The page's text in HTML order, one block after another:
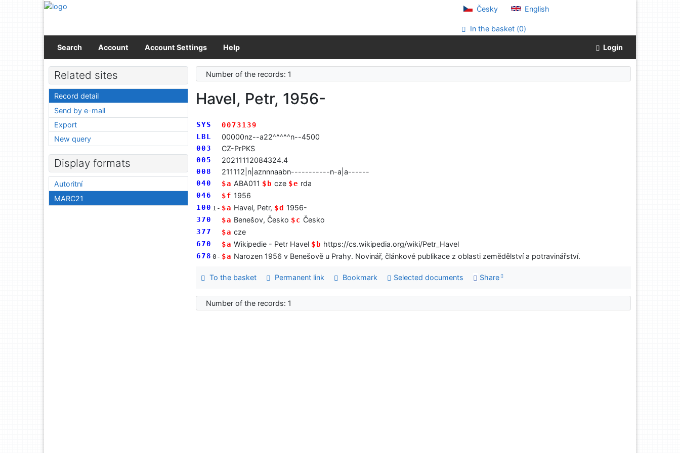
Go to content
Česky English
In the basket (0)
Search Account Account Settings Help Login
Number of the records: 1
Havel, Petr, 1956-
SYS
0073139
LBL
00000nz--a22^^^^^n--4500
003 CZ-PrPKS
005 20211112084324.4
008 211112|n|aznnnaabn-----------n-a|a------
040 $a ABA011 $b cze $e rda
046 $f 1956
100 1- $a Havel, Petr, $d 1956-
370 $a Benešov, Česko $c Česko
377 $a cze
670 $a Wikipedie - Petr Havel $b https://cs.wikipedia.org/wiki/Petr_Havel
678 0- $a Narozen 1956 v Benešově u Prahy. Novinář, článkové publikace z oblasti zemědělství a potravinářství.
To the basket Permanent link Bookmark Selected documents Share
Number of the records: 1
Related sites
Record detail
Send by e-mail
Export
New query
Display formats
Autoritní
MARC21